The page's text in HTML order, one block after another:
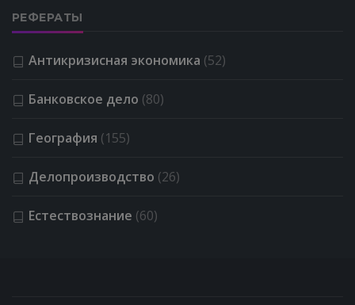
РЕФЕРАТЫ
Антикризисная экономика (52)
Банковское дело (80)
География (155)
Делопроизводство (26)
Естествознание (60)